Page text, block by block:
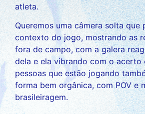
atleta.
Queremos uma câmera solta
contexto do jogo, mostrando as
fora de campo, com a galera
dela e ela vibrando com o acerto
pessoas que estão jogando
forma bem orgânica, com POV e
brasileiragem.